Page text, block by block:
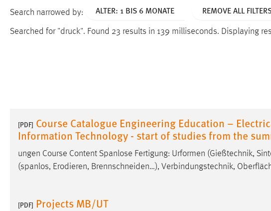
Search narrowed by: ALTER: 1 BIS 6 MONATE REMOVE ALL
Searched for "druck". Found 23 results in 139 milliseconds. Displaying
[PDF] Course Catalogue Engineering Education –
Information Technology - start of studies from the
ungen Course Content Spanlose Fertigung: Urformen (Gießtechnik,
(spanlos, Erodieren, Brennschneiden…), Verbindungstechnik,
[PDF] Projects MB/UT